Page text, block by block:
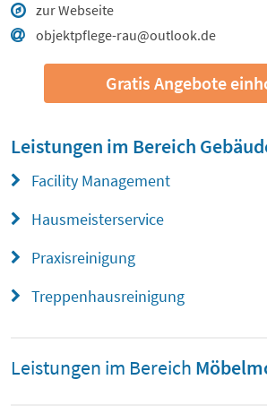
zur Webseite
objektpflege-rau@outlook.de
Gratis Angebote
Leistungen im Bereich
Facility Management
Hausmeisterservice
Praxisreinigung
Treppenhausreinigung
Leistungen im Bereich